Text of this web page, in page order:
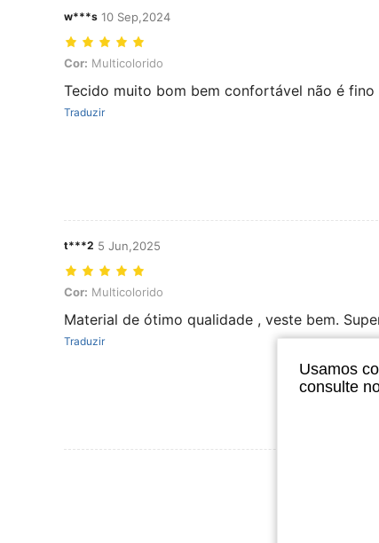
w***s 10 Sep,2024
Cor: Multicolorido
Cor: Multicolorido
Tecido muito bom bem confortável não é fino
Traduzir
t***2 5 Jun,2025
Cor: Multicolorido
Cor: Multicolorido
Material de ótimo qualidade , veste bem.
Traduzir
Usamos
consulte